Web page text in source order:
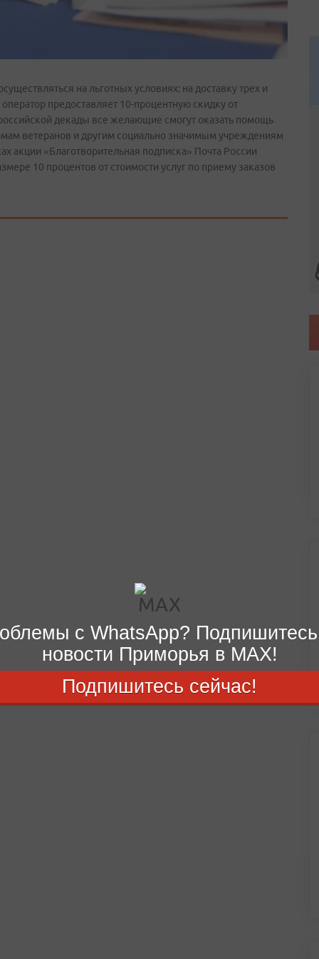
на льготных условиях: на доставку трех и
предоставляет 10-процентную скидку от
декады все желающие смогут оказать помощь
ветеранов и другим социально значимым учреждениям
акции «Благотворительная подписка» Почта России
10 процентов от стоимости услуг по приему заказов
с WhatsApp?
новости Приморья в MAX!
Подпишитесь сейчас!